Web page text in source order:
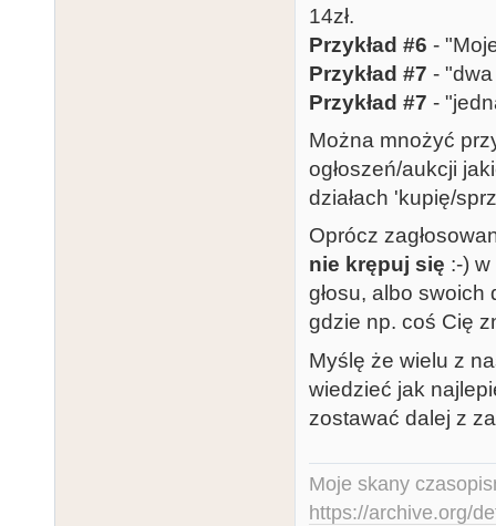
14zł.
Przykład #6 -
Przykład #7 -
Przykład #7 -
Można mnożyć
ogłoszeń/aukcji
działach 'kupię/
Oprócz
nie krępuj się :-)
głosu, albo swoich
gdzie np. coś Cię
Myślę że wielu z
wiedzieć jak
zostawać dalej z
Moje skany
https://archive.org/